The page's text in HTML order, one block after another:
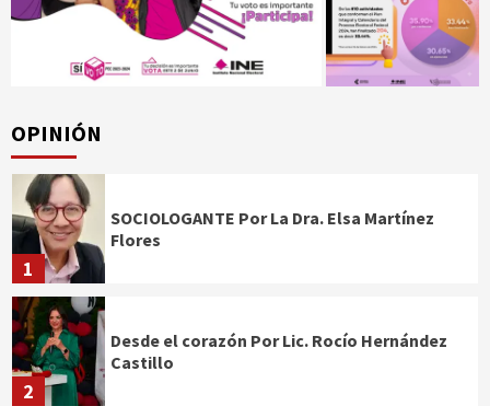
OPINIÓN
1
SOCIOLOGANTE Por La Dra. Elsa Martínez
Flores
2
Desde el corazón Por Lic. Rocío Hernández
Castillo